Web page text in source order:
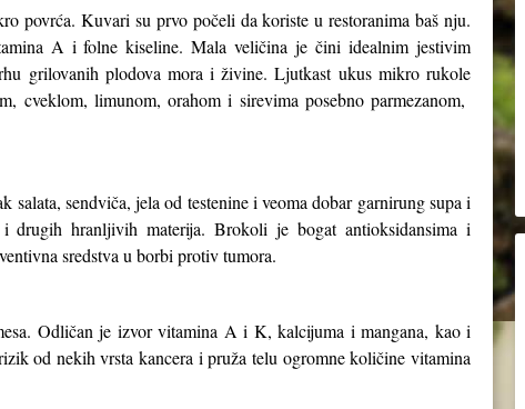
povrća. Kuvari su prvo počeli da koriste u restoranima baš nju.
A i folne kiseline. Mala veličina je čini idealnim jestivim
grilovanih plodova mora i živine. Ljutkast ukus mikro rukole
cveklom, limunom, orahom i sirevima posebno parmezanom,
salata, sendviča, jela od testenine i veoma dobar garnirung supa i
hranljivih materija. Brokoli je bogat antioksidansima i
sredstva u borbi protiv tumora.
Odličan je izvor vitamina A i K, kalcijuma i mangana, kao i
od nekih vrsta kancera i pruža telu ogromne količine vitamina